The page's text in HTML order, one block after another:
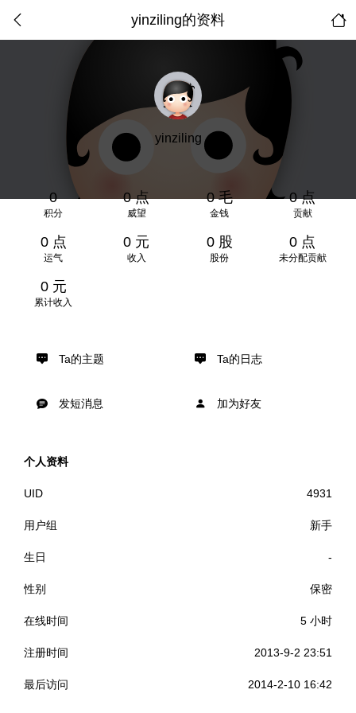
yinziling的资料
yinziling
0
积分
0 点
威望
0 毛
金钱
0 点
贡献
0 点
运气
0 元
收入
0 股
股份
0 点
未分配贡献
0 元
累计收入
Ta的主题 Ta的日志
发短消息 加为好友
个人资料
UID 4931
用户组 新手
生日 -
性别 保密
在线时间 5 小时
注册时间 2013-9-2 23:51
最后访问 2014-2-10 16:42